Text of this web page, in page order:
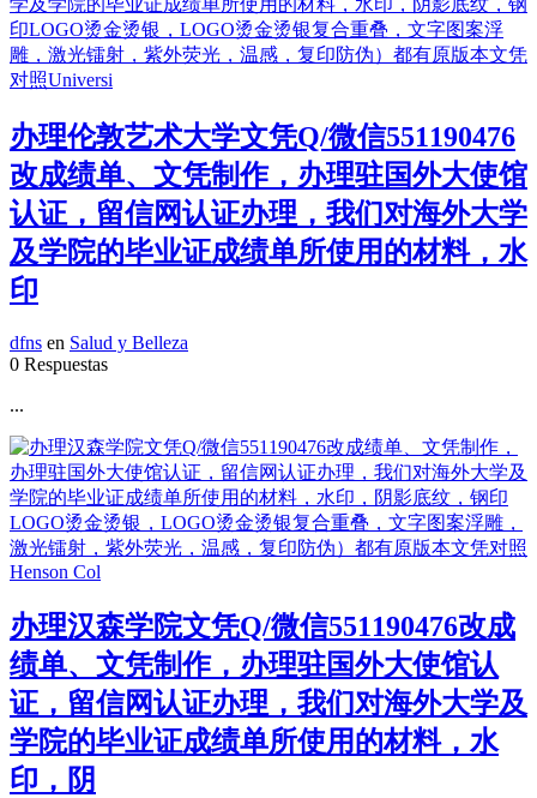
办理伦敦艺术大学文凭Q/微信551190476
改成绩单、文凭制作，办理驻国外大使馆
认证，留信网认证办理，我们对海外大学
及学院的毕业证成绩单所使用的材料，水
印
dfns en Salud y Belleza
0 Respuestas
...
办理汉森学院文凭Q/微信551190476改成
绩单、文凭制作，办理驻国外大使馆认
证，留信网认证办理，我们对海外大学及
学院的毕业证成绩单所使用的材料，水
印，阴